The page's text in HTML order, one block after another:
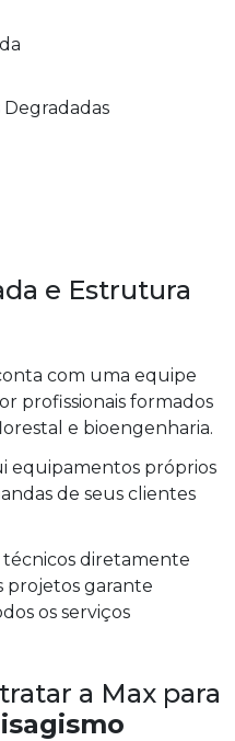
Degradadas
e Estrutura
com uma equipe
profissionais formados
e bioengenharia.
equipamentos próprios
de seus clientes
técnicos diretamente
projetos garante
os serviços
a Max para